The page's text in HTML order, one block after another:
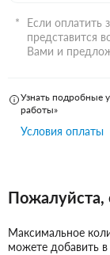
Если оплатить
представится
Вами и
Узнать подробные
работы»
Условия оплаты
Пожалуйста,
Максимальное
можете добавить в